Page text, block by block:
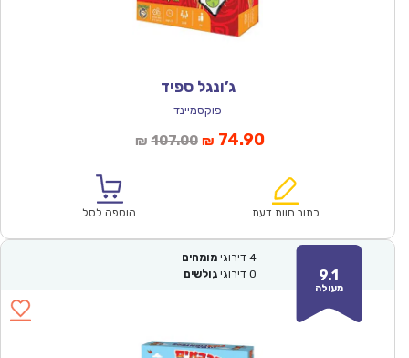
ג’ונגל ספיד
פוקסמיינד
₪ 107.00המחיר
₪107.00.
₪ 74.90המחיר
הוא:
כתוב חוות דעת הוספה לסל
9.1
מעולה
4 דירוגי מומחים
0 דירוגי גולשים